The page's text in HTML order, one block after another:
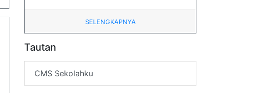
SELENGKAPNYA
Tautan
CMS Sekolahku